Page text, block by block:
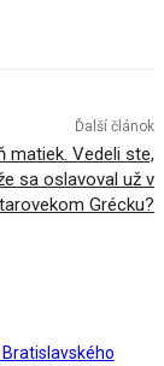
Ďalší článok
matiek. Vedeli ste,
sa oslavoval už v
Grécku?